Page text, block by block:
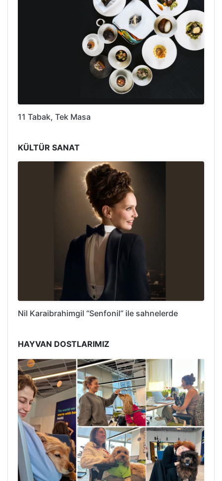
11 Tabak, Tek Masa
KÜLTÜR SANAT
Nil Karaibrahimgil “Senfonil” ile sahnelerde
HAYVAN DOSTLARIMIZ